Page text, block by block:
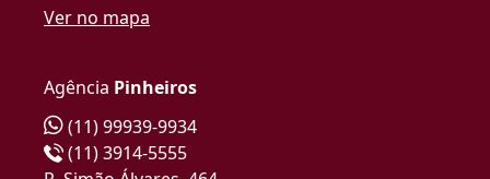
Ver no mapa
Agência Pinheiros
(11) 99939-9934
(11) 3914-5555